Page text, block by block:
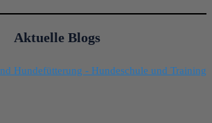
Aktuelle Blogs